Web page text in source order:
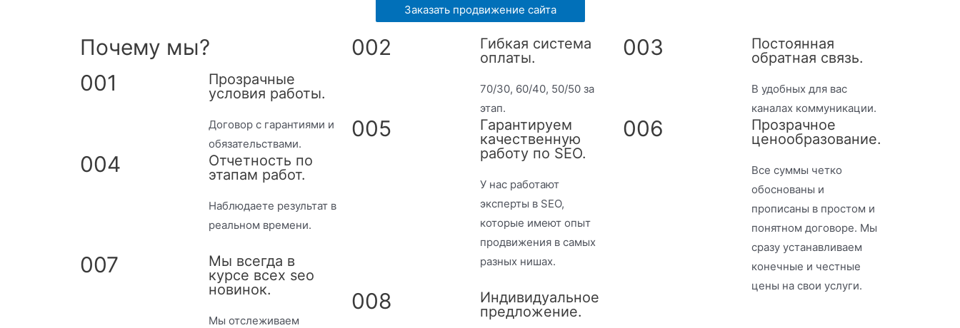
Заказать продвижение сайта
Почему мы?
001
Прозрачные
условия работы.
Договор с гарантиями и
обязательствами.
004
Отчетность по
этапам работ.
Наблюдаете результат в
реальном времени.
007
Мы всегда в
курсе всех seo
новинок.
Мы отслеживаем
002
Гибкая система
оплаты.
70/30, 60/40, 50/50 за
этап.
005
Гарантируем
качественную
работу по SEO.
У нас работают
эксперты в SEO,
которые имеют опыт
продвижения в самых
разных нишах.
008
Индивидуальное
предложение.
003
Постоянная
обратная связь.
В удобных для вас
каналах коммуникации.
006
Прозрачное
ценообразование.
Все суммы четко
обоснованы и
прописаны в простом и
понятном договоре. Мы
сразу устанавливаем
конечные и честные
цены на свои услуги.